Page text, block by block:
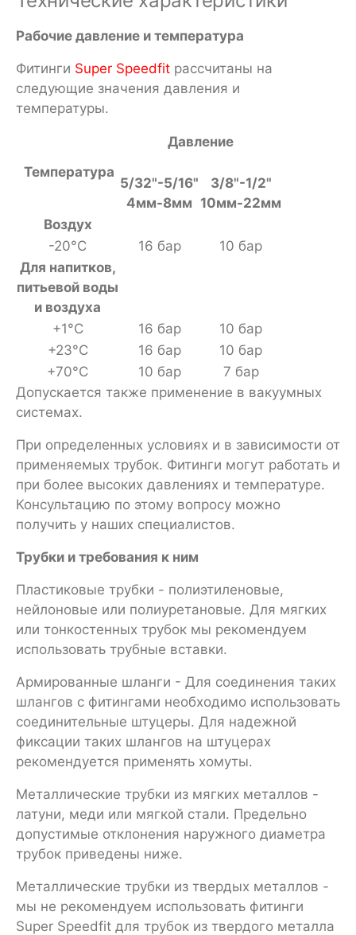
Рабочие давление и температура
Фитинги Super Speedfit рассчитаны на
следующие значения давления и
температуры.
Температура
Давление
5/32"-5/16"
4мм-8мм
3/8"-1/2"
10мм-22мм
Воздух
-20°С
16 бар
10 бар
Для напитков,
питьевой воды
и воздуха
+1°С
16 бар
10 бар
+23°С
16 бар
10 бар
+70°С
10 бар
7 бар
Допускается также применение в вакуумных
системах.
При определенных условиях и в зависимости от
применяемых трубок. Фитинги могут работать и
при более высоких давлениях и температуре.
Консультацию по этому вопросу можно
получить у наших специалистов.
Трубки и требования к ним
Пластиковые трубки - полиэтиленовые,
нейлоновые или полиуретановые. Для мягких
или тонкостенных трубок мы рекомендуем
использовать трубные вставки.
Армированные шланги - Для соединения таких
шлангов с фитингами необходимо использовать
соединительные штуцеры. Для надежной
фиксации таких шлангов на штуцерах
рекомендуется применять хомуты.
Металлические трубки из мягких металлов -
латуни, меди или мягкой стали. Предельно
допустимые отклонения наружного диаметра
трубок приведены ниже.
Металлические трубки из твердых металлов -
мы не рекомендуем использовать фитинги
Super Speedfit для трубок из твердого металла